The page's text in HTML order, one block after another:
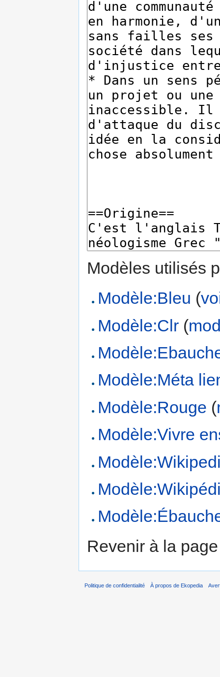
Modèles utilisés
Modèle:Bleu (
Modèle:Clr (
Modèle:Méta
Modèle:Rouge (
Modèle:Vivre
Revenir à la
Politique de confidentialité À propos de Ekopedia